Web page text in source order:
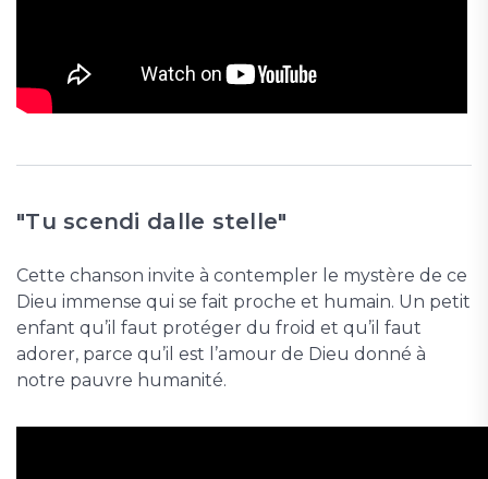
"Tu scendi dalle stelle"
Cette chanson invite à contempler le mystère de ce
Dieu immense qui se fait proche et humain. Un petit
enfant qu’il faut protéger du froid et qu’il faut
adorer, parce qu’il est l’amour de Dieu donné à
notre pauvre humanité.